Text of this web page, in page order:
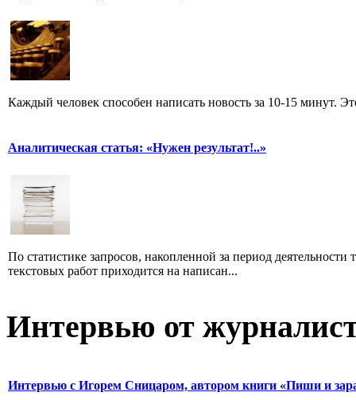
Каждый человек способен написать новость за 10-15 минут.
Аналитическая статья: «Нужен результат!..»
По статистике запросов, накопленной за период
текстовых работ приходится на написан...
Интервью от
Интервью с Игорем Сницаром, автором книги «Пиши и